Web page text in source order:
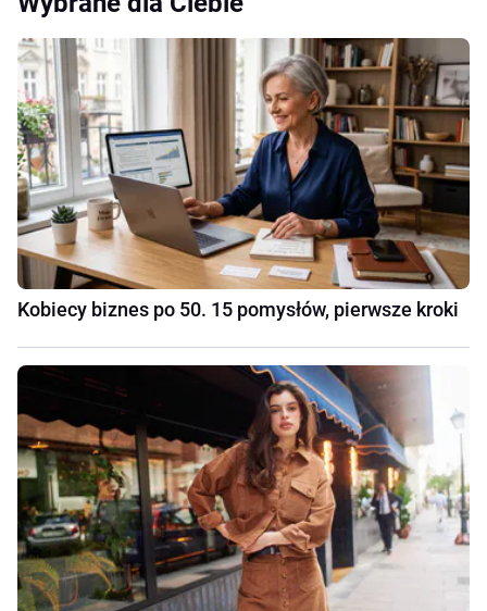
Kobiecy biznes po 50. 15 pomysłów, pierwsze kroki